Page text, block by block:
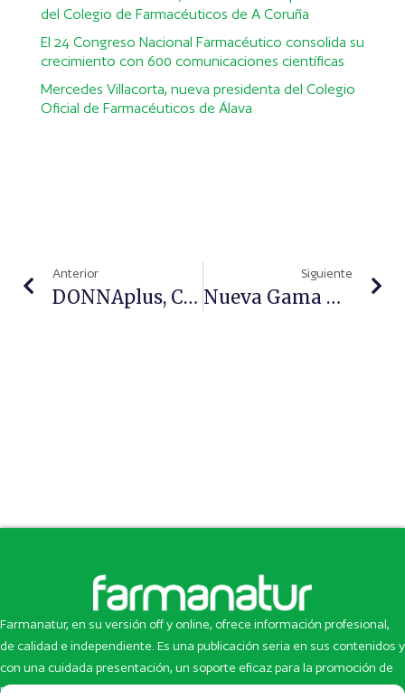
del Colegio de Farmacéuticos de A Coruña
El 24 Congreso Nacional Farmacéutico consolida su
crecimiento con 600 comunicaciones científicas
Mercedes Villacorta, nueva presidenta del Colegio
Oficial de Farmacéuticos de Álava
Anterior
DONNAplus, Complemento Fitoterapéutico Para La Menopausia
Siguiente
Nueva Gama De Productos Capilares De Mi Rebotica
Farmanatur, en su versión off y online, ofrece información profesional,
de calidad e independiente. Es una publicación seria en sus contenidos y
con una cuidada presentación, un soporte eficaz para la promoción de
productos y novedades.